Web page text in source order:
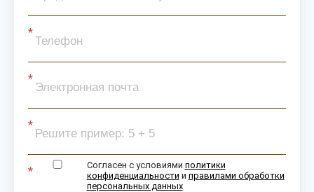
Согласен с условиями политики
конфиденциальности и правилами обработки
персональных данных